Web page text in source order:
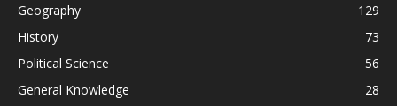
Geography
129
History
73
Political Science
56
General Knowledge
28